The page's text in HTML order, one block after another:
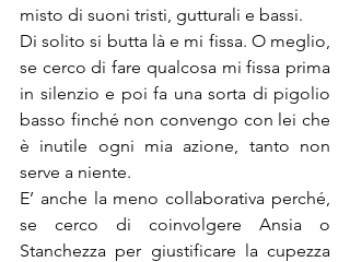
misto di suoni tristi, gutturali e bassi.
Di solito si butta là e mi fissa. O meglio,
se cerco di fare qualcosa mi fissa prima
in silenzio e poi fa una sorta di pigolio
basso finché non convengo con lei che
è inutile ogni mia azione, tanto non
serve a niente.
E’ anche la meno collaborativa perché,
se cerco di coinvolgere Ansia o
Stanchezza per giustificare la cupezza